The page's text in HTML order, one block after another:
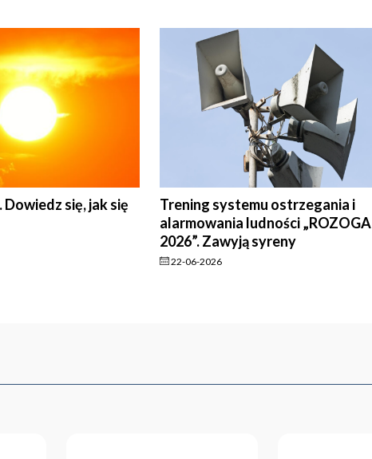
Dowiedz się, jak się
Trening systemu ostrzegania i
alarmowania ludności „ROZOGA
2026”. Zawyją syreny
22-06-2026